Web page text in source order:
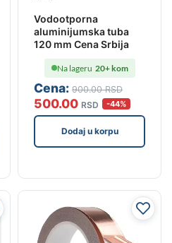
Vodootporna
aluminijumska tuba
120 mm Cena Srbija
Cena: 900.00 RSD
500.00 RSD -44%
Na lageru 20+ kom
Dodaj u korpu